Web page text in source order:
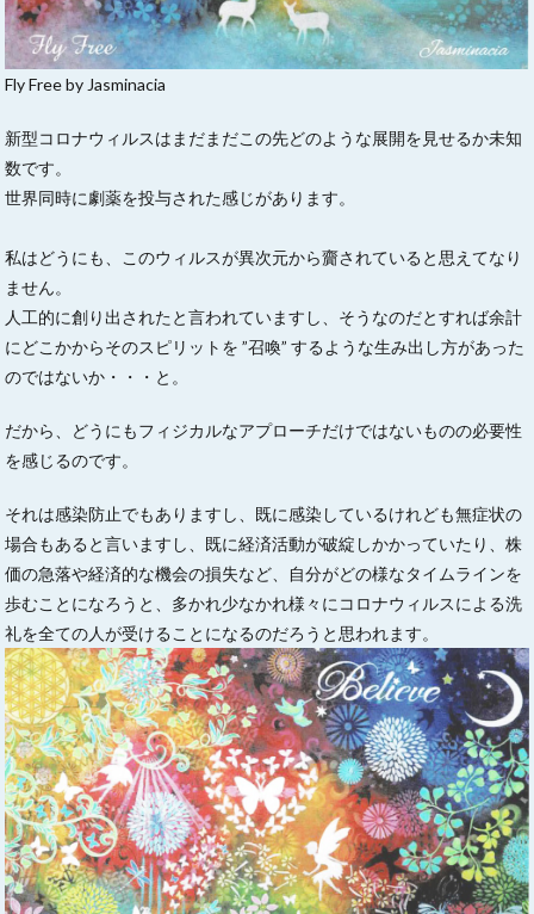
Fly Free by Jasminacia
新型コロナウィルスはまだまだこの先どのような展開を見せるか未知
数です。
世界同時に劇薬を投与された感じがあります。
私はどうにも、このウィルスが異次元から齎されていると思えてなり
ません。
人工的に創り出されたと言われていますし、そうなのだとすれば余計
にどこかからそのスピリットを ”召喚” するような生み出し方があった
のではないか・・・と。
だから、どうにもフィジカルなアプローチだけではないものの必要性
を感じるのです。
それは感染防止でもありますし、既に感染しているけれども無症状の
場合もあると言いますし、既に経済活動が破綻しかかっていたり、株
価の急落や経済的な機会の損失など、自分がどの様なタイムラインを
歩むことになろうと、多かれ少なかれ様々にコロナウィルスによる洗
礼を全ての人が受けることになるのだろうと思われます。